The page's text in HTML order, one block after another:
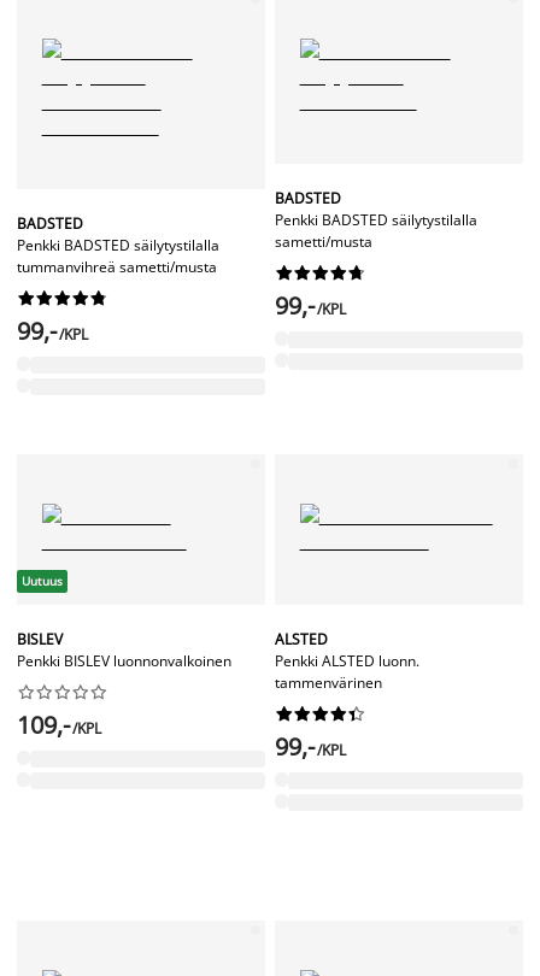
BADSTED
Penkki BADSTED säilytystilalla
tummanvihreä sametti/musta






99,-/KPL
BADSTED
Penkki BADSTED säilytystilalla
sametti/musta






99,-/KPL
Uutuus
BISLEV
Penkki BISLEV luonnonvalkoinen






109,-/KPL
ALSTED
Penkki ALSTED luonn.
tammenvärinen






99,-/KPL